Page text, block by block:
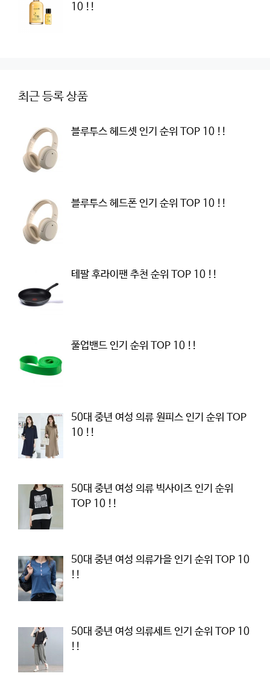
10 !!
최근 등록 상품
블루투스 헤드셋 인기 순위 TOP 10 !!
블루투스 헤드폰 인기 순위 TOP 10 !!
테팔 후라이팬 추천 순위 TOP 10 !!
풀업밴드 인기 순위 TOP 10 !!
50대 중년 여성 의류 원피스 인기 순위 TOP
10 !!
50대 중년 여성 의류 빅사이즈 인기 순위
TOP 10 !!
50대 중년 여성 의류가을 인기 순위 TOP 10
!!
50대 중년 여성 의류세트 인기 순위 TOP 10
!!